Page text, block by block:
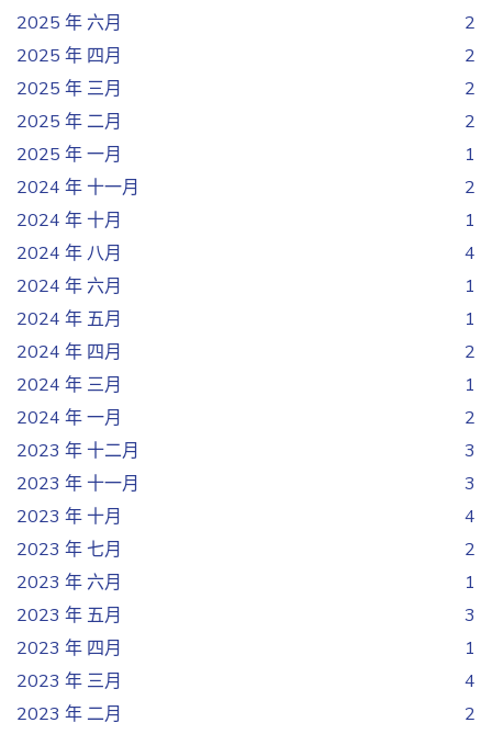
2025 年 六月
2
2025 年 四月
2
2025 年 三月
2
2025 年 二月
2
2025 年 一月
1
2024 年 十一月
2
2024 年 十月
1
2024 年 八月
4
2024 年 六月
1
2024 年 五月
1
2024 年 四月
2
2024 年 三月
1
2024 年 一月
2
2023 年 十二月
3
2023 年 十一月
3
2023 年 十月
4
2023 年 七月
2
2023 年 六月
1
2023 年 五月
3
2023 年 四月
1
2023 年 三月
4
2023 年 二月
2